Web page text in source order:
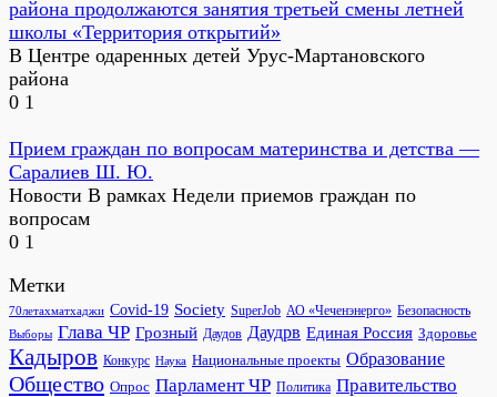
района продолжаются занятия третьей смены летней
школы «Территория открытий»
В Центре одаренных детей Урус-Мартановского
района
0 1
Прием граждан по вопросам материнства и детства —
Саралиев Ш. Ю.
Новости В рамках Недели приемов граждан по
вопросам
0 1
Метки
70летахматхаджи Covid-19 Society SuperJob АО «Чеченэнерго» Безопасность
Выборы Глава ЧР Грозный Даудов Даудрв Единая Россия Здоровье
Кадыров Конкурс Наука Национальные проекты Образование
Общество Опрос Парламент ЧР Политика Правительство